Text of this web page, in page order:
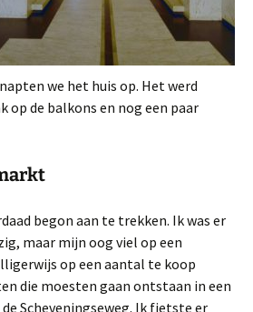
we het huis op. Het werd
op de balkons en nog een paar
begon aan te trekken. Ik was er
maar mijn oog viel op een
op een aantal te koop
die moesten gaan ontstaan in een
Scheveningseweg. Ik fietste er